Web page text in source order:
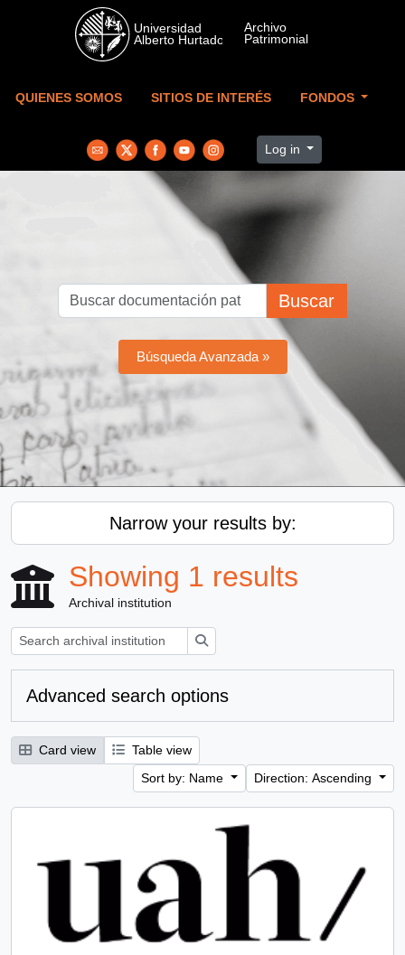
Skip to main content
QUIENES SOMOS SITIOS DE INTERÉS FONDOS
Log in
Buscar
Búsqueda Avanzada »
Narrow your results by:
Showing 1 results
Archival institution
Advanced search options
Card view
Table view
Sort by: Name
Direction: Ascending